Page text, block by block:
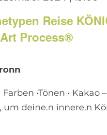
Reise
Process®
Farben •Tönen •
um deine.n innere.n